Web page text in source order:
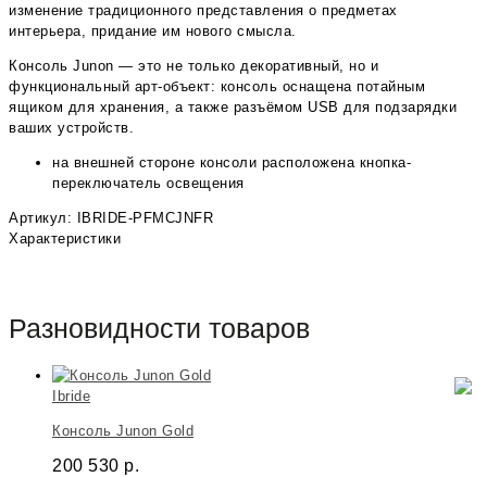
изменение традиционного представления о предметах
интерьера, придание им нового смысла.
Консоль Junon — это не только декоративный, но и
функциональный арт-объект: консоль оснащена потайным
ящиком для хранения, а также разъёмом USB для подзарядки
ваших устройств.
на внешней стороне консоли расположена кнопка-
переключатель освещения
Артикул: IBRIDE-PFMCJNFR
Характеристики
Разновидности товаров
Ibride
Консоль Junon Gold
200 530 р.